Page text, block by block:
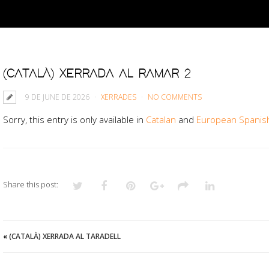
(CATALÀ) XERRADA AL RAMAR 2
9 DE JUNE DE 2026 XERRADES NO COMMENTS
Sorry, this entry is only available in Catalan and European
Share this post:
«(CATALÀ) XERRADA AL TARADELL